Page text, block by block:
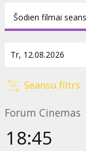
Saites:
Šodien filmai
Seansu filtrs
Forum Cinemas
18:45